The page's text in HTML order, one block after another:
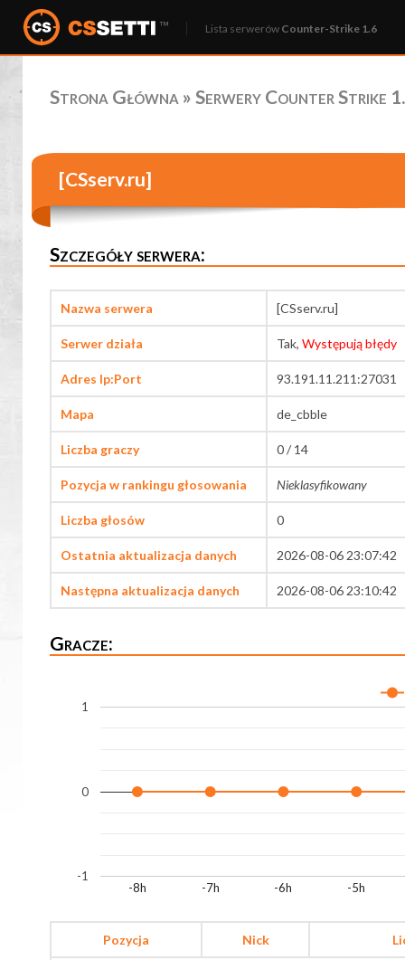
Lista serwerów Counter-Strike 1.6
Strona Główna » Serwery Counter Strike
[CSserv.ru]
Szczegóły serwera:
Nazwa serwera [CSserv.ru]
Serwer działa Tak, Występują błędy
Adres Ip:Port 93.191.11.211:27031
Mapa de_cbble
Liczba graczy 0 / 14
Pozycja w rankingu głosowania Nieklasyfikowany
Liczba głosów 0
Ostatnia aktualizacja danych 2026-08-06 23:07:42
Następna aktualizacja danych 2026-08-06 23:10:42
Gracze:
-8h -7h -6h -5h
-1
0
1
Pozycja Nick